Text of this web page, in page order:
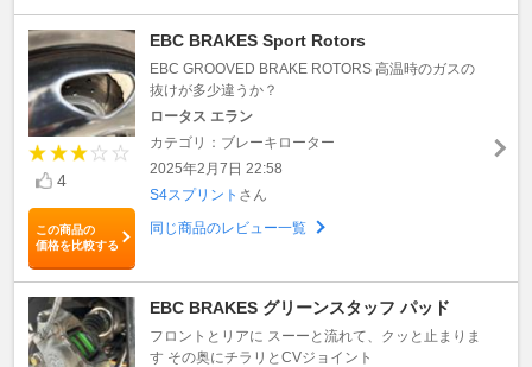
4
この商品の
価格を比較する
EBC BRAKES Sport Rotors
EBC GROOVED BRAKE ROTORS 高温時のガスの
抜けが多少違うか？
ロータス エラン
カテゴリ：ブレーキローター
2025年2月7日 22:58
S4スプリント さん
同じ商品のレビュー一覧
EBC BRAKES グリーンスタッフ パッド
フロントとリアに スーーと流れて、クッと止まりま
す その奥にチラリとCVジョイント